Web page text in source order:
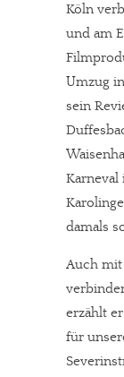
Köln
und am
Umzug
sein
Karneval
damals
Auch
erzählt
für